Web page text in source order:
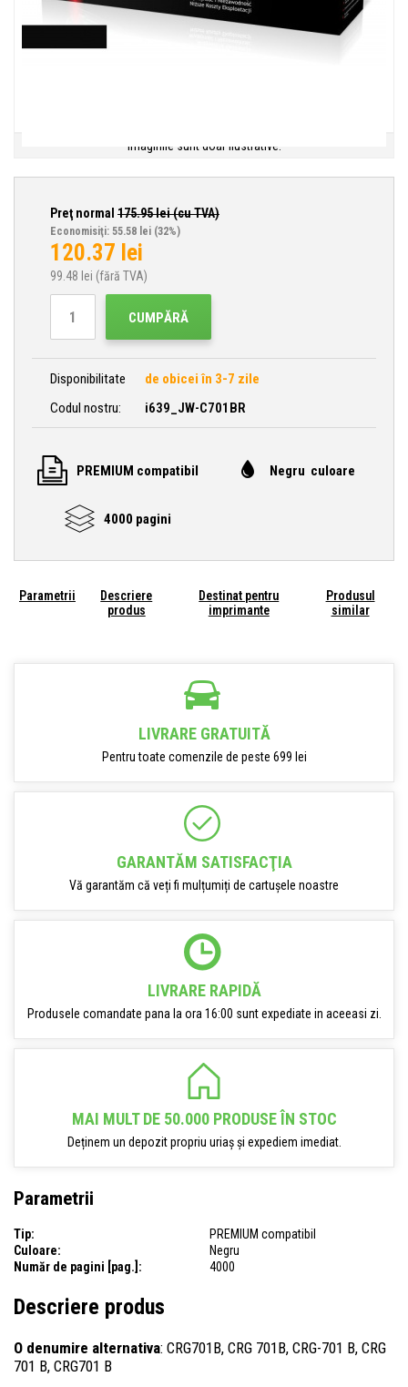
Imaginile sunt doar ilustrative.
Preţ normal 175.95lei (cu TVA)
Economisiţi: 55.58 lei (32%)
120.37 lei
99.48 lei (fără TVA)
CUMPĂRĂ
Disponibilitate
de obicei în 3-7 zile
Codul nostru:
i639_JW-C701BR
PREMIUM compatibil Negru culoare
4000 pagini
Parametrii
Descriere
produs
Destinat pentru
imprimante
Produsul
similar
LIVRARE GRATUITĂ
Pentru toate comenzile de peste 699 lei
GARANTĂM SATISFACŢIA
Vă garantăm că veți fi mulțumiți de cartușele noastre
LIVRARE RAPIDĂ
Produsele comandate pana la ora 16:00 sunt expediate in aceeasi zi.
MAI MULT DE 50.000 PRODUSE ÎN STOC
Deținem un depozit propriu uriaș și expediem imediat.
Parametrii
Tip:
PREMIUM compatibil
Culoare:
Negru
Număr de pagini [pag.]:
4000
Descriere produs
O denumire alternativa: CRG701B, CRG 701B, CRG-701 B, CRG
701 B, CRG701 B